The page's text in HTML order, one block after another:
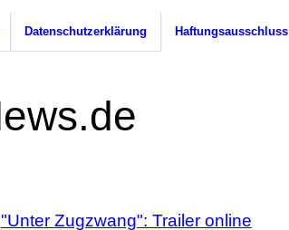
Datenschutzerklärung Haftungsausschluss
"Unter Zugzwang": Trailer online